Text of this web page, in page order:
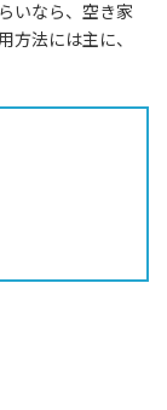
いなら、空き家
方法には主に、